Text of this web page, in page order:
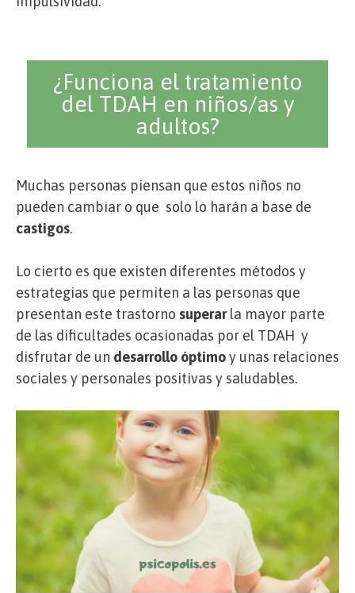
¿Funciona el tratamiento
del TDAH en niños/as y
adultos?
Muchas personas piensan que estos niños no
pueden cambiar o que solo lo harán a base de
castigos.
Lo cierto es que existen diferentes métodos y
estrategias que permiten a las personas que
presentan este trastorno superarla mayor parte
de las dificultades ocasionadas por el TDAH y
disfrutar de un desarrollo óptimoy unas relaciones
sociales y personales positivas y saludables.